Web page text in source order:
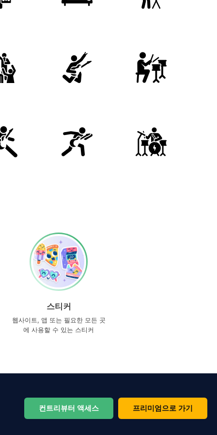
스티커
웹사이트, 앱 또는 필요한 모든 곳
에 사용할 수 있는 스티커
컨트리뷰터 액세스 프리미엄으로 가기